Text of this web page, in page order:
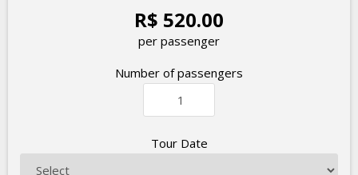
R$ 520.00
per passenger
Number of passengers
Tour Date